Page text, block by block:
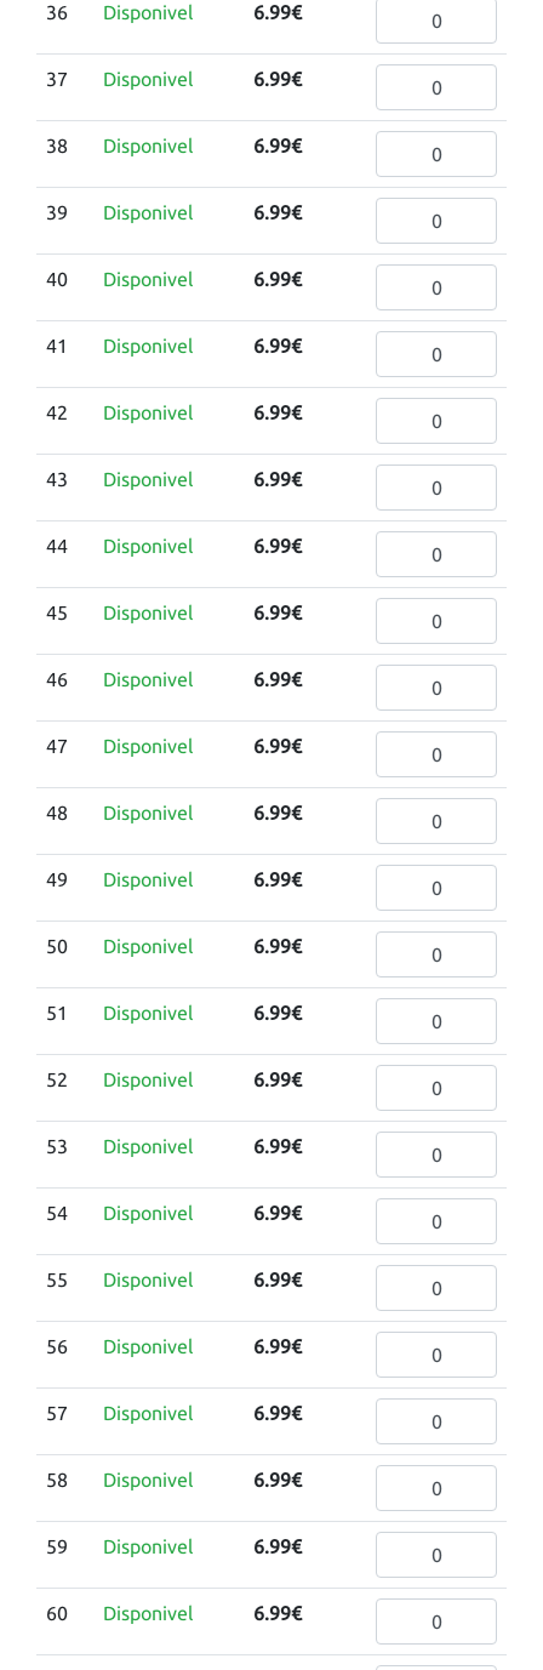
36 Disponivel 6.99€
37 Disponivel 6.99€
38 Disponivel 6.99€
39 Disponivel 6.99€
40 Disponivel 6.99€
41 Disponivel 6.99€
42 Disponivel 6.99€
43 Disponivel 6.99€
44 Disponivel 6.99€
45 Disponivel 6.99€
46 Disponivel 6.99€
47 Disponivel 6.99€
48 Disponivel 6.99€
49 Disponivel 6.99€
50 Disponivel 6.99€
51 Disponivel 6.99€
52 Disponivel 6.99€
53 Disponivel 6.99€
54 Disponivel 6.99€
55 Disponivel 6.99€
56 Disponivel 6.99€
57 Disponivel 6.99€
58 Disponivel 6.99€
59 Disponivel 6.99€
60 Disponivel 6.99€